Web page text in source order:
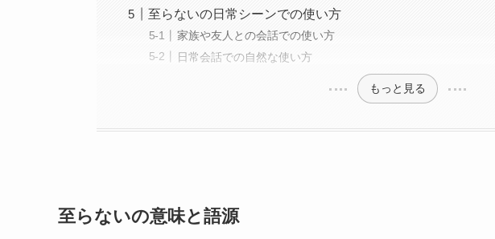
至らないの日常シーンでの使い方
家族や友人との会話での使い方
日常会話での自然な使い方
もっと見る
至らないの意味と語源